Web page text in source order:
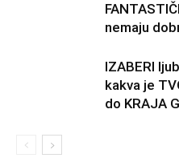
nemaju
IZABERI
kakva je
do KRAJA